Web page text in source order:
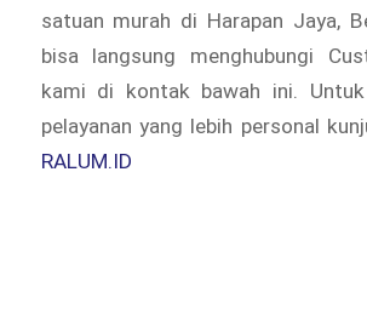
satuan murah di Harapan Jaya,
bisa langsung menghubungi
kami di kontak bawah ini. Untuk
pelayanan yang lebih personal
RALUM.ID